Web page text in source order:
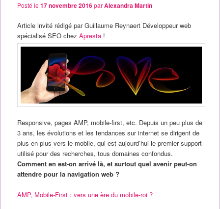
Posté le 17 novembre 2016parAlexandra Martin
Article invité rédigé par Guillaume Reynaert Développeur web
spécialisé SEO chez Apresta!
Responsive, pages AMP, mobile-first, etc. Depuis un peu plus de
3 ans, les évolutions et les tendances sur internet se dirigent de
plus en plus vers le mobile, qui est aujourd’hui le premier support
utilisé pour des recherches, tous domaines confondus.
Comment en est-on arrivé là, et surtout quel avenir peut-on
attendre pour la navigation web ?
AMP, Mobile-First : vers une ère du mobile-roi ?